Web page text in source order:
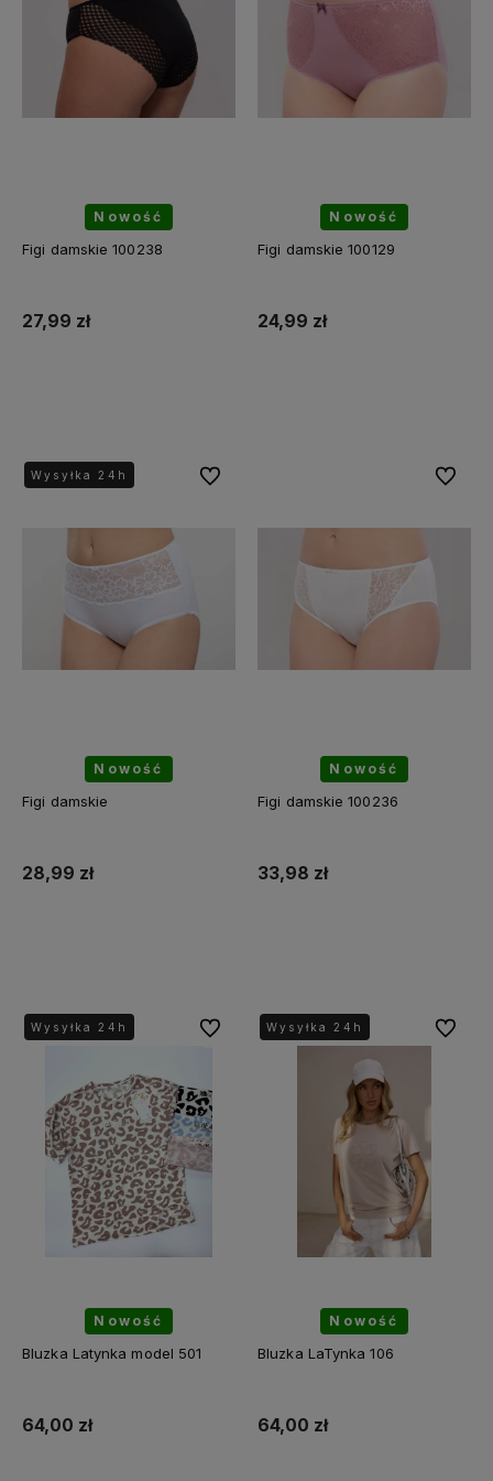
Nowość
Figi damskie 100238
27,99 zł
Nowość
Figi damskie 100129
24,99 zł
Nowość
Wysyłka 24h
Figi damskie
28,99 zł
Do ulubionych
Nowość
Figi damskie 100236
33,98 zł
Do
Nowość
Wysyłka 24h
Bluzka Latynka model 501
64,00 zł
Do ulubionych
Nowość
Wysyłka 24h
Bluzka LaTynka 106
64,00 zł
Do